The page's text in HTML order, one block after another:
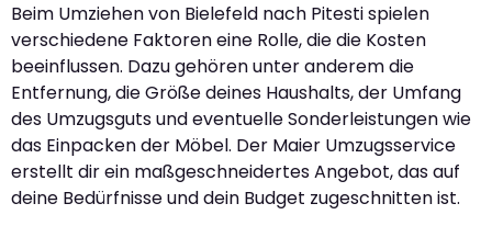
Beim Umziehen von Bielefeld nach Pitesti spielen
verschiedene Faktoren eine Rolle, die die Kosten
beeinflussen. Dazu gehören unter anderem die
Entfernung, die Größe deines Haushalts, der Umfang
des Umzugsguts und eventuelle Sonderleistungen wie
das Einpacken der Möbel. Der Maier Umzugsservice
erstellt dir ein maßgeschneidertes Angebot, das auf
deine Bedürfnisse und dein Budget zugeschnitten ist.